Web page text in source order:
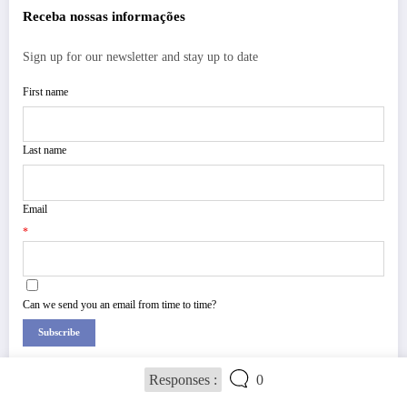
Responses : 0
Receba nossas informações
Sign up for our newsletter and stay up to date
First name
Last name
Email
*
Can we send you an email from time to time?
Subscribe